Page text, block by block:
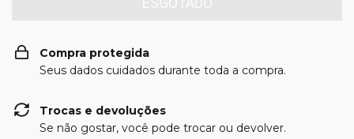
Compra protegida
Seus dados cuidados durante toda a compra.
Trocas e devoluções
Se não gostar, você pode trocar ou devolver.